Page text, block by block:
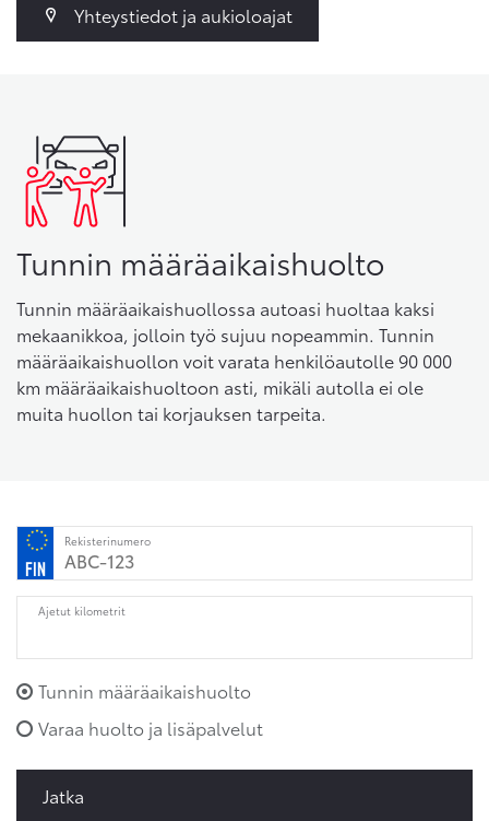
Yhteystiedot ja aukioloajat
Tunnin määräaikaishuolto
Tunnin määräaikaishuollossa autoasi huoltaa kaksi
mekaanikkoa, jolloin työ sujuu nopeammin. Tunnin
määräaikaishuollon voit varata henkilöautolle 90 000
km määräaikaishuoltoon asti, mikäli autolla ei ole
muita huollon tai korjauksen tarpeita.
Rekisterinumero
Ajetut kilometrit
Tunnin määräaikaishuolto
Varaa huolto ja lisäpalvelut
Jatka